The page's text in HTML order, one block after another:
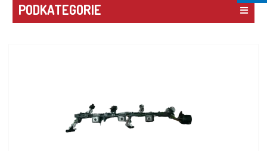
PODKATEGORIE